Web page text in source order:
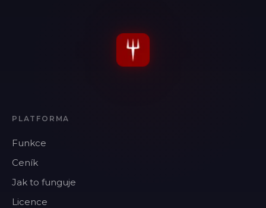
PLATFORMA
Funkce
Ceník
Jak to funguje
Licence